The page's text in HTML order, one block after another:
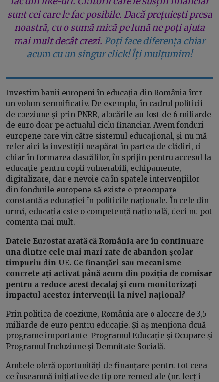
sunt cei care le fac posibile. Dacă prețuiești presa
noastră, cu o sumă mică pe lună ne poți ajuta
mai mult decât crezi. Poți face diferența chiar
acum cu un singur click! Îți mulțumim!
Investim banii europeni în educația din România într-
un volum semnificativ. De exemplu, în cadrul politicii
de coeziune și prin PNRR, alocările au fost de 6 miliarde
de euro doar pe actualul ciclu financiar. Avem fonduri
europene care vin către sistemul educațional, și nu mă
refer aici la investiții neapărat în partea de clădiri, ci
chiar în formarea dascălilor, în sprijin pentru accesul la
educație pentru copii vulnerabili, echipamente,
digitalizare, dar e nevoie ca în spatele intervențiilor
din fondurile europene să existe o preocupare
constantă a educației în politicile naționale. În cele din
urmă, educația este o competență națională, deci nu pot
comenta mai mult.
Datele Eurostat arată că România are în continuare
una dintre cele mai mari rate de abandon școlar
timpuriu din UE. Ce finanțări sau mecanisme
concrete ați activat până acum din poziția de comisar
pentru a reduce acest decalaj și cum monitorizați
impactul acestor intervenții la nivel național?
Prin politica de coeziune, România are o alocare de 3,5
miliarde de euro pentru educație. Și aș menționa două
programe importante: Programul Educație și Ocupare și
Programul Incluziune și Demnitate Socială.
Ambele oferă oportunități de finanțare pentru tot ceea
ce înseamnă inițiative de tip ore remediale (nr. lecții